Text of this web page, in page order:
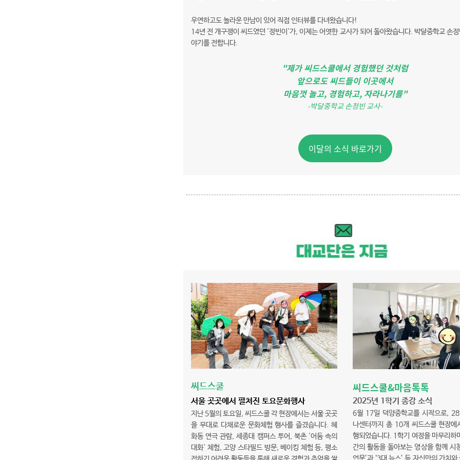
우연하고도 놀라운 만남이 있어 직접 인터뷰를 다녀왔습니다!
14년 전 개구쟁이 씨드였던 '정빈이'가, 이제는 어엿한 교사가 되어 돌아왔습니다. 박달중학교 손정
야기를 전합니다.
"제가 씨드스쿨에서 경험했던 것처럼
앞으로도 씨드들이 이곳에서
마음껏 놀고, 경험하고, 자라나기를"
-박달중학교 손정빈 교사-
이달의 소식 바로가기
씨드스쿨
서울 곳곳에서 펼쳐진 토요문화행사
지난 5월의 토요일, 씨드스쿨 각 현장에서는 서울 곳곳
을 무대로 다채로운 문화체험 행사를 즐겼습니다. 혜
화동 연극 관람, 세종대 캠퍼스 투어, 북촌 '어둠 속의
대화' 체험, 고양 스타필드 방문, 베이킹 체험 등, 평소
씨드스쿨&마음톡톡
2025년 1학기 종강 소식
6월 17일 덕양중학교를 시작으로,
나센터까지 총 10개 씨드스쿨 현장에
행되었습니다. 1학기 여정을 마무리하
간의 활동을 돌아보는 영상을 함께 시